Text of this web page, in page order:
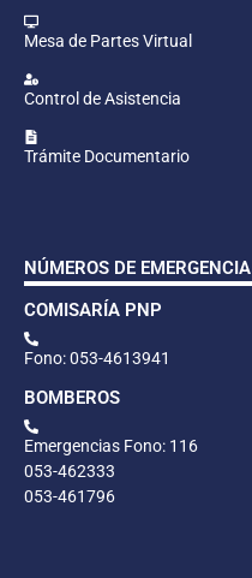
Mesa de Partes Virtual
Control de Asistencia
Trámite Documentario
NÚMEROS DE EMERGENCIA
COMISARÍA PNP
Fono: 053-4613941
BOMBEROS
Emergencias Fono: 116
053-462333
053-461796